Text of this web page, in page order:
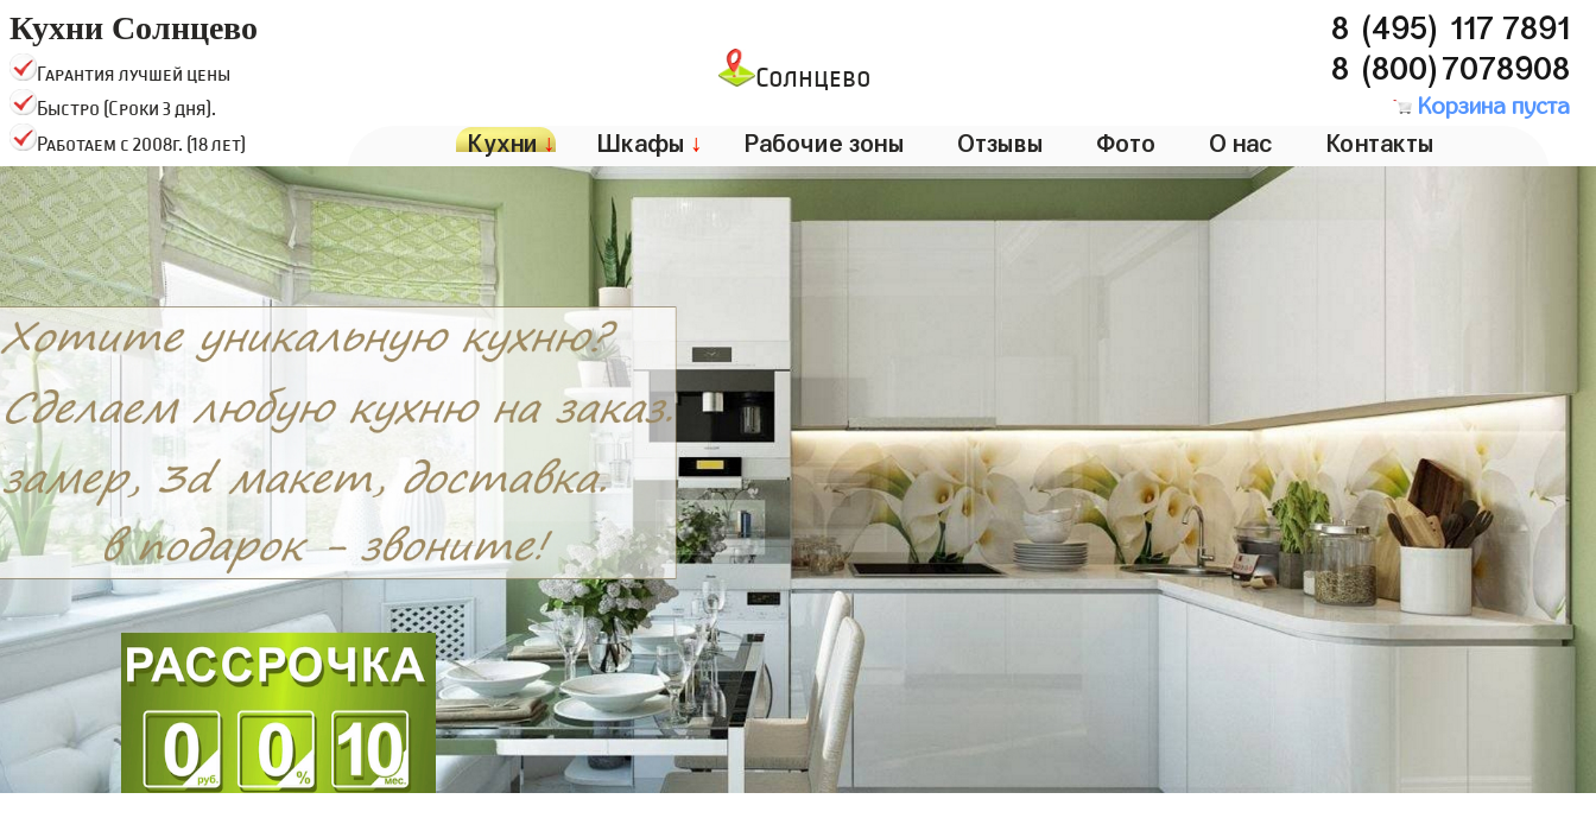
Кухни Солнцево
Гарантия лучшей цены
Быстро (Сроки 3 дня).
Работаем с 2008г. (18 лет)
Солнцево
8 (495) 117 7891
8 (800)7078908
Корзина пуста
Кухни↓ Шкафы ↓ Рабочие зоны Отзывы Фото О нас Контакты